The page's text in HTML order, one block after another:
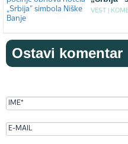
VEST |
Ostavi komentar